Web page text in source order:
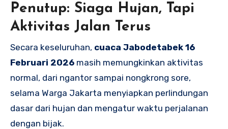
Penutup: Siaga Hujan, Tapi
Aktivitas Jalan Terus
Secara keseluruhan, cuaca Jabodetabek 16
Februari 2026 masih memungkinkan aktivitas
normal, dari ngantor sampai nongkrong sore,
selama Warga Jakarta menyiapkan perlindungan
dasar dari hujan dan mengatur waktu perjalanan
dengan bijak.